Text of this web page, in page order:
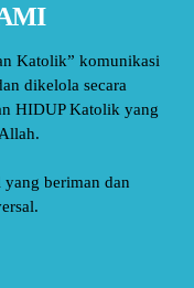
Katolik” komunikasi
dikelola secara
HIDUP Katolik yang
beriman dan